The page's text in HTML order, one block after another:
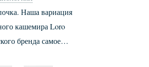
Наша вариация
кашемира Loro
бренда самое
Остальное -